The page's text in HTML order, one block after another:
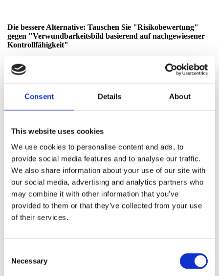
Consent Details About
This website uses cookies
We use cookies to personalise content and ads, to
provide social media features and to analyse our traffic.
We also share information about your use of our site with
our social media, advertising and analytics partners who
may combine it with other information that you’ve
provided to them or that they’ve collected from your use
of their services.
Selection
Necessary
Die bessere Alternative: Tauschen Sie "Risikobewertung"
gegen "Verwundbarkeitsbild basierend auf nachgewiesener
Kontrollfähigkeit"
Hier kommt die Veränderung, die oft disruptiv wirkt, aber
eigentlich logisch ist. Wer mich kennt, weiß, dass ich gerne
Was passiert, wenn Circus Risk eine neue Vorstellung gibt?
"Wie hoch ist das Risiko (1–5), dass etwas passiert?"
Theater Resilienz fragt:
"Welche bekannten Bedrohungen sind relevant und welche
Kontrollen müssen vorhanden sein, um die Verwundbarkeit zu
verringern? Was fehltnachweislich? Welche Fähigkeiten
brauchen wir?"
Das ist der Unterschied zwischen:
schließen, Übungen funktionieren, die Alarmkette hält und
Wiederherstellung getestet ist.